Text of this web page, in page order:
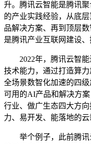
升。腾讯云智能是腾讯
的产业实践经验，从底
品解决方案、再到顶层
是腾讯产业互联网建设
2022年，腾讯云智能
技术能力，通过打造算
全场景数智化加速的四
可用的AI产品和解决方
行业、做广生态四大方
力、易开发、能落地的云
举个例子，此前腾讯